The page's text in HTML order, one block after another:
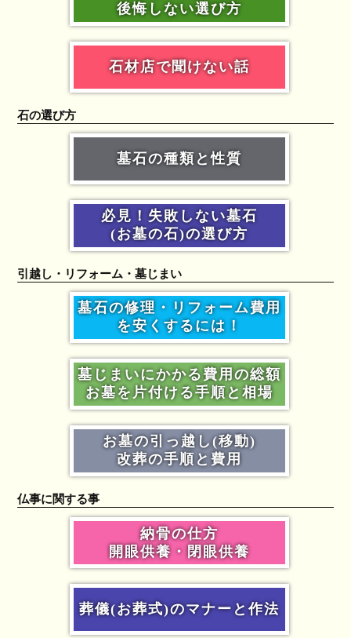
後悔しない選び方
石材店で聞けない話
石の選び方
墓石の種類と性質
必見！失敗しない墓石
(お墓の石)の選び方
引越し・リフォーム・墓じまい
墓石の修理・リフォーム費用
を安くするには！
墓じまいにかかる費用の総額
お墓を片付ける手順と相場
お墓の引っ越し(移動)
改葬の手順と費用
仏事に関する事
納骨の仕方
開眼供養・閉眼供養
葬儀(お葬式)のマナーと作法